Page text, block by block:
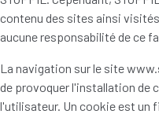
contenu des sites ainsi
aucune responsabilité de ce
La navigation sur le site
de provoquer l'installation de
l'utilisateur. Un cookie est un